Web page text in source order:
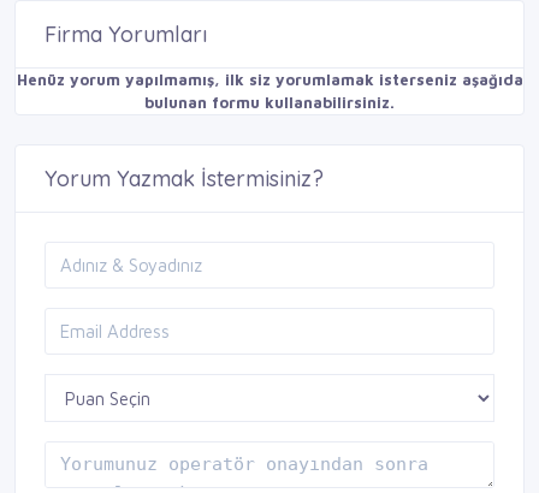
Firma Yorumları
Henüz yorum yapılmamış, ilk siz yorumlamak isterseniz aşağıda
bulunan formu kullanabilirsiniz.
Yorum Yazmak İstermisiniz?